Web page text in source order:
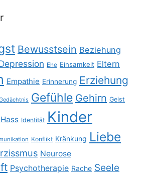
Bewusstsein Beziehung
Ehe Einsamkeit Eltern
Empathie Erinnerung Erziehung
Gefühle Gehirn Geist
Hass Identität Kinder
Konflikt Kränkung Liebe
Neurose
Psychotherapie Rache Seele